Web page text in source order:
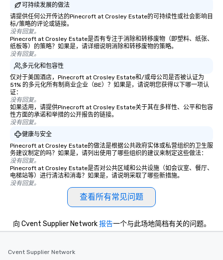
可持续发展的做法
请提供任何公开传达的Pinecroft at Crosley Estate的可持续性或社会影响目
标/策略的评论或链接。
没有回复。
Pinecroft at Crosley Estate是否有专注于消除和转移废物（即塑料、纸张、
纸板等）的策略？如果是，请详细说明消除和转移废物的策略。
没有回复。
多元化和包容性
仅对于美国酒店，Pinecroft at Crosley Estate和/或母公司是否被认证为
51% 的多元化所有制商业企业（BE）？如果是，请说明您获得以下哪一项认
证：
没有回复。
如果适用，请提供Pinecroft at Crosley Estate关于其在多样性、公平和包容
性方面的承诺和举措的公开报告的链接。
没有回复。
健康与安全
Pinecroft at Crosley Estate的做法是根据公共政府实体或私营组织的卫生服
务建议制定的吗？如果是，请列出使用了哪些组织的建议来制定这些做法：
没有回复。
Pinecroft at Crosley Estate是否对公共区域和公共设施（如会议室、餐厅、
电梯站等）进行清洁和消毒？如果是，请说明采取了哪些新措施。
没有回复。
查看所有常见问题
向 Cvent Supplier Network报告一个与此场地简档有关的问题。
Cvent Supplier Network